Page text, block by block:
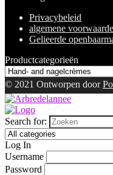
Privacybeleid
algemene
Gelieerde
Productcategorieën
© 2021 Ontworpen door
Search for:
Log In
Username
Password